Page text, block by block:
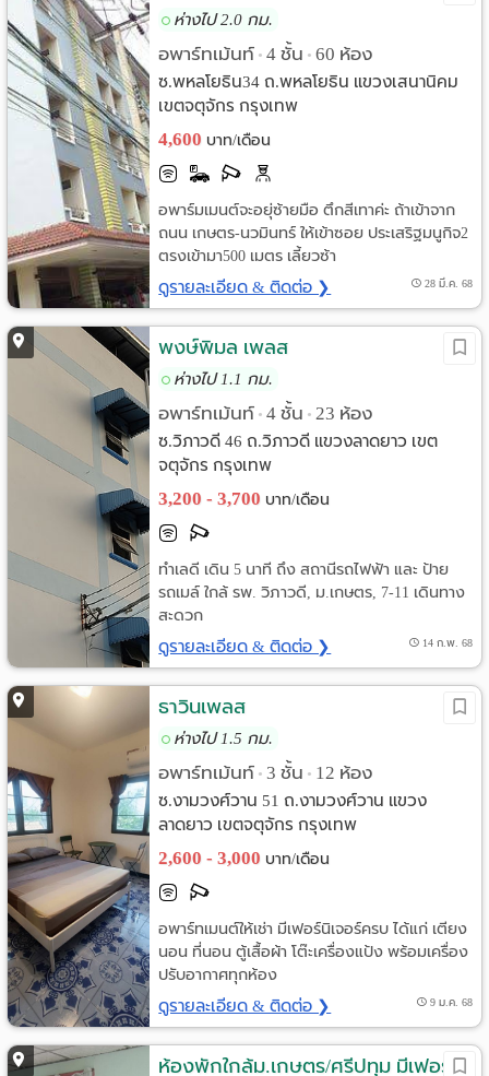
ห่างไป 2.0 กม.
อพาร์ทเม้นท์ • 4 ชั้น • 60 ห้อง
ซ.พหลโยธิน34 ถ.พหลโยธิน แขวงเสนานิคม
เขตจตุจักร กรุงเทพ
4,600 บาท/เดือน
อพาร์มเมนต์จะอยุ่ซ้ายมือ ตึกสีเทาค่ะ ถ้าเข้าจาก
ถนน เกษตร-นวมินทร์ ให้เข้าซอย ประเสริฐมนูกิจ2
ตรงเข้ามา500 เมตร เลี้ยวซ้า
ดูรายละเอียด & ติดต่อ ❯ 28 มี.ค. 68
พงษ์พิมล เพลส
ห่างไป 1.1 กม.
อพาร์ทเม้นท์ • 4 ชั้น • 23 ห้อง
ซ.วิภาวดี 46 ถ.วิภาวดี แขวงลาดยาว เขต
จตุจักร กรุงเทพ
3,200 - 3,700 บาท/เดือน
ทำเลดี เดิน 5 นาที ถึง สถานีรถไฟฟ้า และ ป้าย
รถเมล์ ใกล้ รพ. วิภาวดี, ม.เกษตร, 7-11 เดินทาง
สะดวก
ดูรายละเอียด & ติดต่อ ❯ 14 ก.พ. 68
ธาวินเพลส
ห่างไป 1.5 กม.
อพาร์ทเม้นท์ • 3 ชั้น • 12 ห้อง
ซ.งามวงศ์วาน 51 ถ.งามวงศ์วาน แขวง
ลาดยาว เขตจตุจักร กรุงเทพ
2,600 - 3,000 บาท/เดือน
อพาร์ทเมนต์ให้เช่า มีเฟอร์นิเจอร์ครบ ได้แก่ เตียง
นอน ที่นอน ตู้เสื้อผ้า โต๊ะเครื่องแป้ง พร้อมเครื่อง
ปรับอากาศทุกห้อง
ดูรายละเอียด & ติดต่อ ❯ 9 ม.ค. 68
ห้องพักใกล้ม.เกษตร/ศรีปทุม มีเฟอร์ฯ